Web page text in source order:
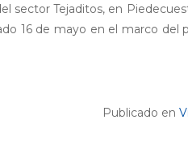
sector Tejaditos, en
16 de mayo en el marco del
Publicado en